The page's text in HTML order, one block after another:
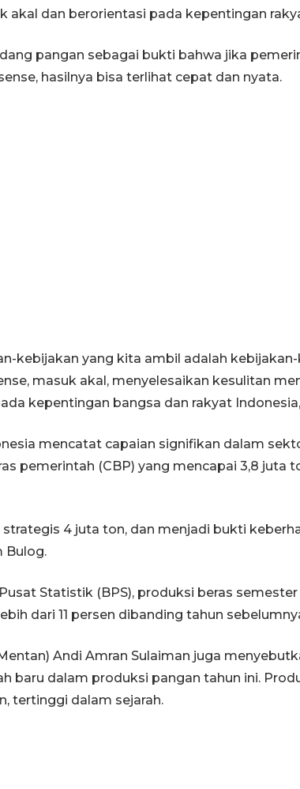
akal dan berorientasi pada kepentingan
pangan sebagai bukti bahwa jika
hasilnya bisa terlihat cepat dan nyata.
kebijakan yang kita ambil adalah
masuk akal, menyelesaikan kesulitan
kepentingan bangsa dan rakyat
mencatat capaian signifikan dalam
pemerintah (CBP) yang mencapai 3,8 juta
4 juta ton, dan menjadi bukti
Bulog.
Statistik (BPS), produksi beras semester
dari 11 persen dibanding tahun
Andi Amran Sulaiman juga
baru dalam produksi pangan tahun ini.
tertinggi dalam sejarah.
Bank Citra: